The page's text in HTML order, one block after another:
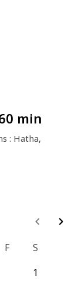
min
: Hatha,
F
S
1